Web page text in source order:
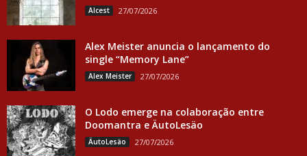
Alcest 27/07/2026
Alex Meister anuncia o lançamento do
single “Memory Lane”
Alex Meister 27/07/2026
O Lodo emerge na colaboração entre
Doomantra e ÄutoLesäo
ÄutoLesäo 27/07/2026